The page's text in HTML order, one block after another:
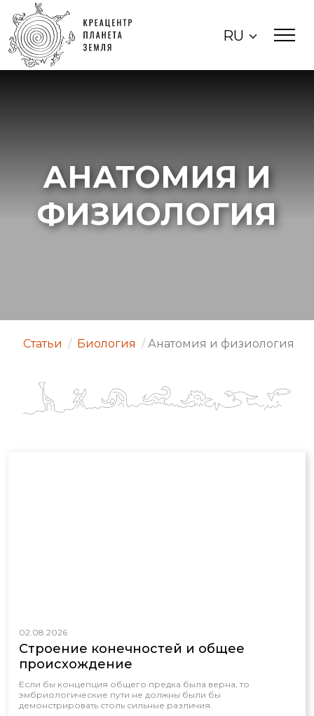
RU
АНАТОМИЯ И
ФИЗИОЛОГИЯ
Статьи / Биология / Анатомия и физиология
02.08.2026
Строение конечностей и общее
происхождение
Если бы концепция общего предка была верна, то
эмбриологические пути не должны были бы
демонстрировать столь сильные различия.